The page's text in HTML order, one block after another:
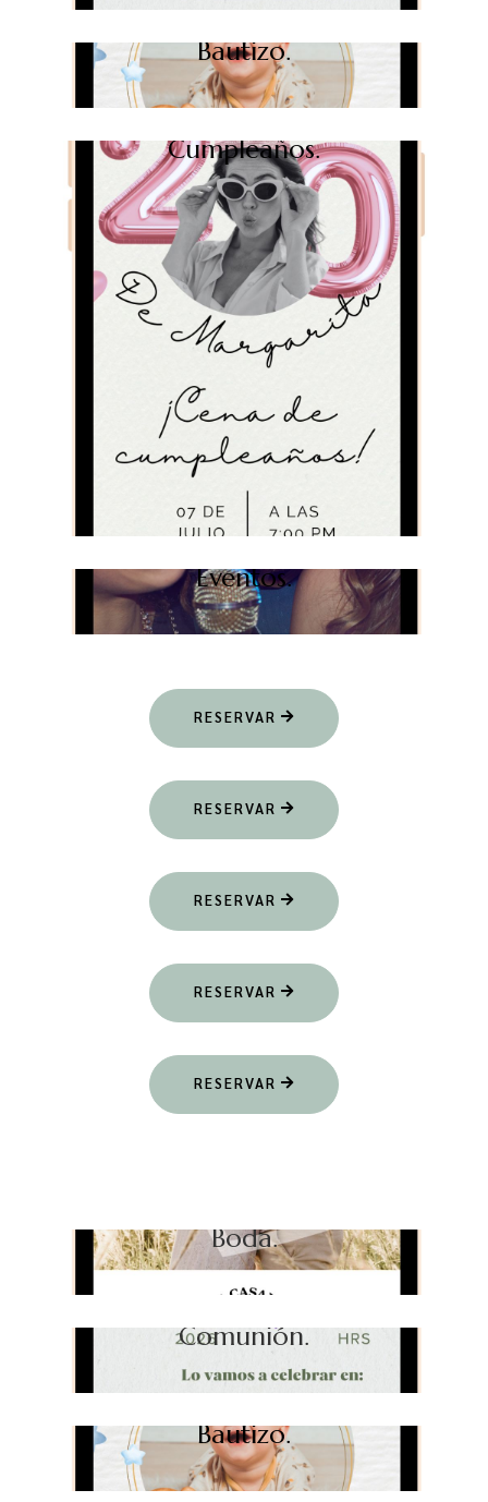
Bautizo.
Cumpleaños.
Eventos.
RESERVAR
RESERVAR
RESERVAR
RESERVAR
RESERVAR
Boda.
Comunión.
Bautizo.